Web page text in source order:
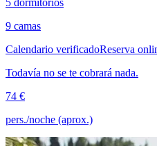
5 dormitorios
9 camas
Calendario verificadoReserva
Todavía no se te cobrará nada.
74 €
pers./noche (aprox.)